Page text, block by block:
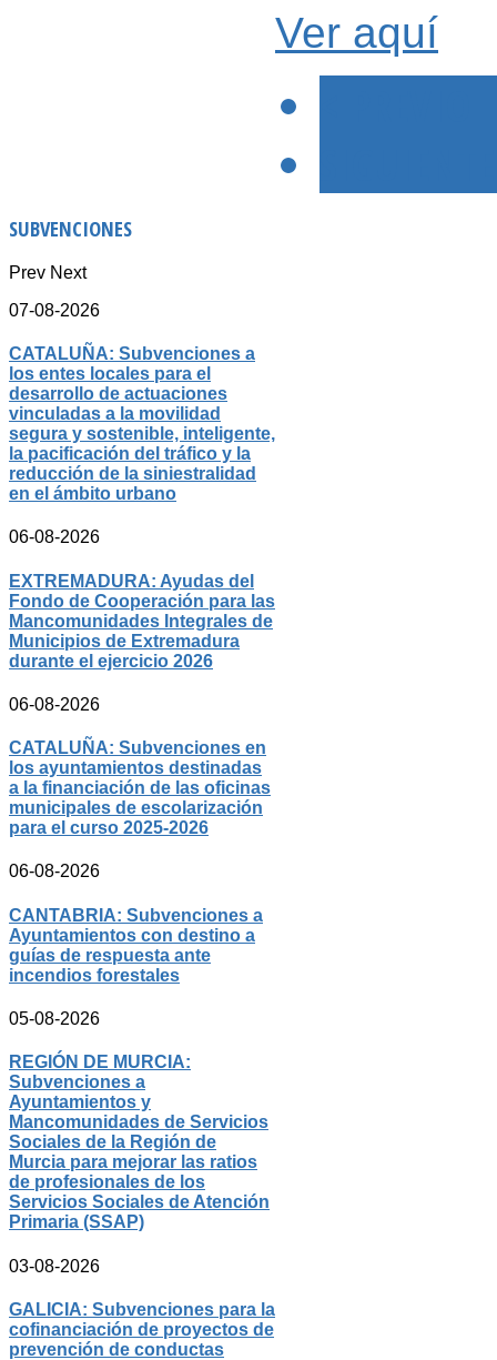
Ver aquí
SUBVENCIONES
Prev Next
07-08-2026
CATALUÑA: Subvenciones a
los entes locales para el
desarrollo de actuaciones
vinculadas a la movilidad
segura y sostenible, inteligente,
la pacificación del tráfico y la
reducción de la siniestralidad
en el ámbito urbano
06-08-2026
EXTREMADURA: Ayudas del
Fondo de Cooperación para las
Mancomunidades Integrales de
Municipios de Extremadura
durante el ejercicio 2026
06-08-2026
CATALUÑA: Subvenciones en
los ayuntamientos destinadas
a la financiación de las oficinas
municipales de escolarización
para el curso 2025-2026
06-08-2026
CANTABRIA: Subvenciones a
Ayuntamientos con destino a
guías de respuesta ante
incendios forestales
05-08-2026
REGIÓN DE MURCIA:
Subvenciones a
Ayuntamientos y
Mancomunidades de Servicios
Sociales de la Región de
Murcia para mejorar las ratios
de profesionales de los
Servicios Sociales de Atención
Primaria (SSAP)
03-08-2026
GALICIA: Subvenciones para la
cofinanciación de proyectos de
prevención de conductas